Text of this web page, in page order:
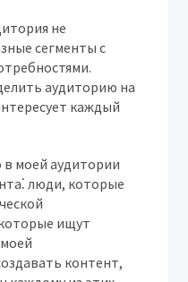
не
сегменты с
аудиторию на
каждый
в моей аудитории
люди, которые
ищут
контент,